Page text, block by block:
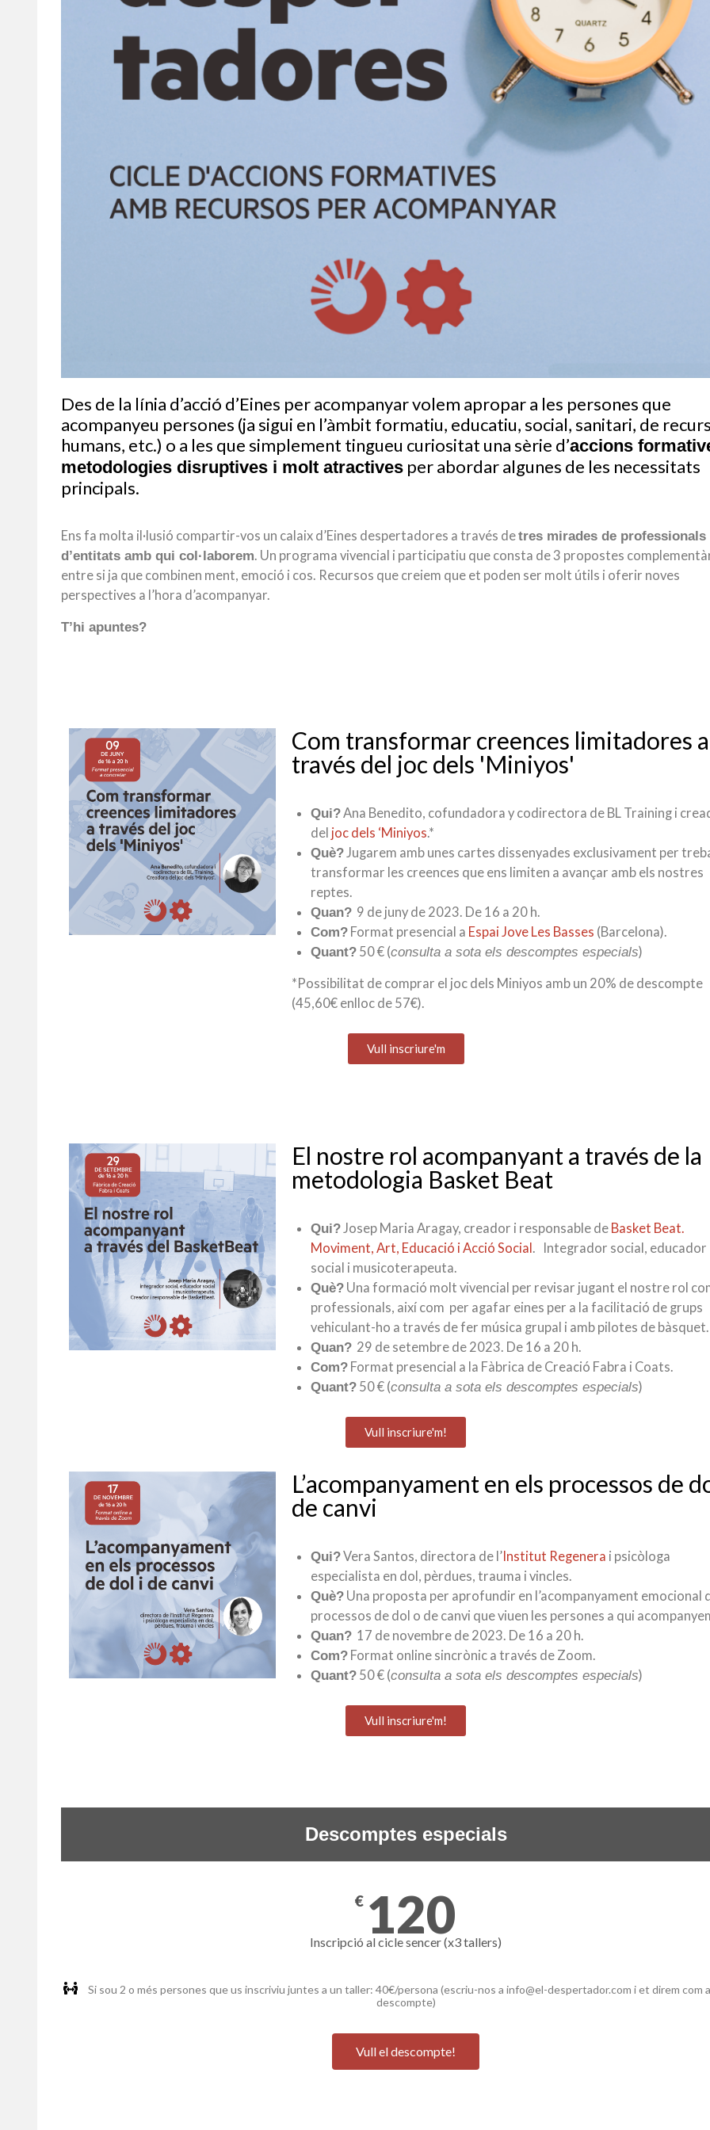
Des de la línia d’acció d’Eines per acompanyar volem apropar a les persones que
acompanyeu persones (ja sigui en l’àmbit formatiu, educatiu, social, sanitari, de
humans, etc.) o a les que simplement tingueu curiositat una sèrie d’accions
metodologies disruptives i molt atractives per abordar algunes de les necessitats
principals.
Ens fa molta il·lusió compartir-vos un calaix d’Eines despertadores a través detres mirades de professionals
d’entitats amb qui col·laborem. Un programa vivencial i participatiu que consta de 3 propostes
entre si ja que combinen ment, emoció i cos. Recursos que creiem que et poden ser molt útils i oferir noves
perspectives a l’hora d’acompanyar.
T’hi apuntes?
Com transformar creences limitadores a
través del joc dels 'Miniyos'
Qui?Ana Benedito, cofundadora y codirectora de BL Training i
del joc dels ‘Miniyos.*
Què?Jugarem amb unes cartes dissenyades exclusivament per
transformar les creences que ens limiten a avançar amb els nostres
reptes.
Quan? 9 de juny de 2023. De 16 a 20 h.
Com? Format presencial a Espai Jove Les Basses (Barcelona).
Quant? 50 € (consulta a sota els descomptes especials)
*Possibilitat de comprar el joc dels Miniyos amb un 20% de descompte
(45,60€ enlloc de 57€).
Vull inscriure'm
El nostre rol acompanyant a través de la
metodologia Basket Beat
Qui?Josep Maria Aragay, creador i responsable de Basket Beat.
Moviment, Art, Educació i Acció Social . Integrador social, educador
social i musicoterapeuta.
Què? Una formació molt vivencial per revisar jugant el nostre rol
professionals, així com per agafar eines per a la facilitació de grups
vehiculant-ho a través de fer música grupal i amb pilotes de bàsquet.
Quan? 29 de setembre de 2023. De 16 a 20 h.
Com? Format presencial a la Fàbrica de Creació Fabra i Coats.
Quant? 50 € (consulta a sota els descomptes especials)
Vull inscriure'm!
L’acompanyament en els processos de
de canvi
Qui?Vera Santos, directora de l’ Institut Regenera i psicòloga
especialista en dol, pèrdues, trauma i vincles.
Què? Una proposta per aprofundir en l’acompanyament emocional
processos de dol o de canvi que viuen les persones a qui
Quan? 17 de novembre de 2023. De 16 a 20 h.
Com? Format online sincrònic a través de Zoom.
Quant? 50 € (consulta a sota els descomptes especials)
Vull inscriure'm!
Descomptes especials
€ 120
Inscripció al cicle sencer (x3 tallers)
Si sou 2 o més persones que us inscriviu juntes a un taller: 40€/persona (escriu-nos a info@el-despertador.com i et direm com
descompte)
Vull el descompte!